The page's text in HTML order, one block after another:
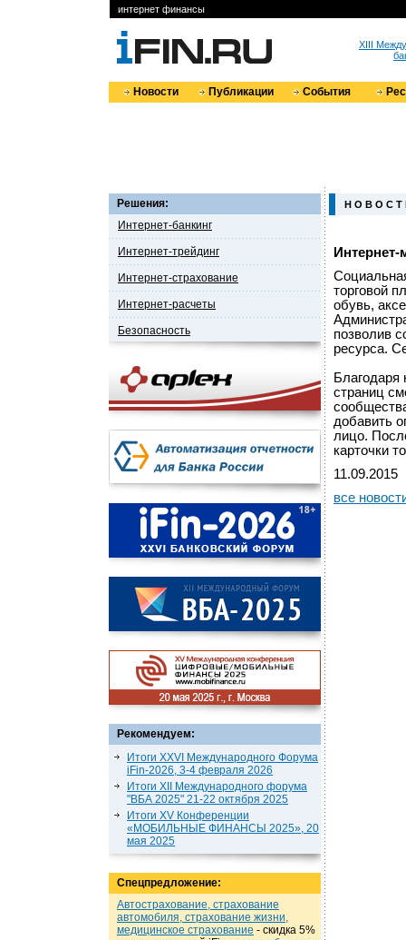
интернет финансы
XIII
Новости Публикации События
Решения:
Интернет-банкинг
Интернет-трейдинг
Интернет-страхование
Интернет-расчеты
Безопасность
Рекомендуем:
Итоги XXVI Международного Форума
iFin-2026, 3-4 февраля 2026
Итоги XII Международного форума
"ВБА 2025" 21-22 октября 2025
Итоги XV Конференции
«МОБИЛЬНЫЕ ФИНАНСЫ 2025», 20
мая 2025
Спецпредложение:
Автострахование, страхование
автомобиля, страхование жизни,
медицинское страхование - cкидка 5%
Н О В О С Т
Интернет-
торговой
обувь,
позволив
ресурса.
Благодаря
страниц
добавить
лицо.
карточки
11.09.2015
все